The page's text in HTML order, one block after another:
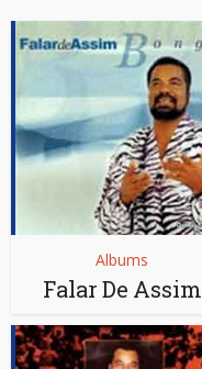
Albums
Falar De Assim